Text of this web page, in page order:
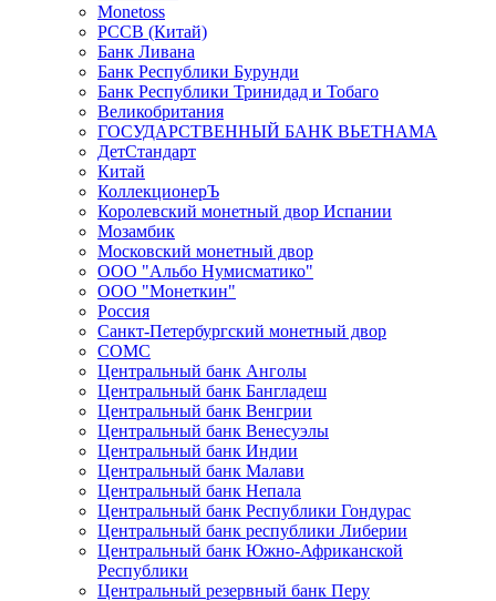
Monetoss
PCCB (Китай)
Банк Ливана
Банк Республики Бурунди
Банк Республики Тринидад и Тобаго
Великобритания
ГОСУДАРСТВЕННЫЙ БАНК ВЬЕТНАМА
ДетСтандарт
Китай
КоллекционерЪ
Королевский монетный двор Испании
Мозамбик
Московский монетный двор
ООО "Альбо Нумисматико"
ООО "Монеткин"
Россия
Санкт-Петербургский монетный двор
СОМС
Центральный банк Анголы
Центральный банк Бангладеш
Центральный банк Венгрии
Центральный банк Венесуэлы
Центральный банк Индии
Центральный банк Малави
Центральный банк Непала
Центральный банк Республики Гондурас
Центральный банк республики Либерии
Центральный банк Южно-Африканской
Республики
Центральный резервный банк Перу